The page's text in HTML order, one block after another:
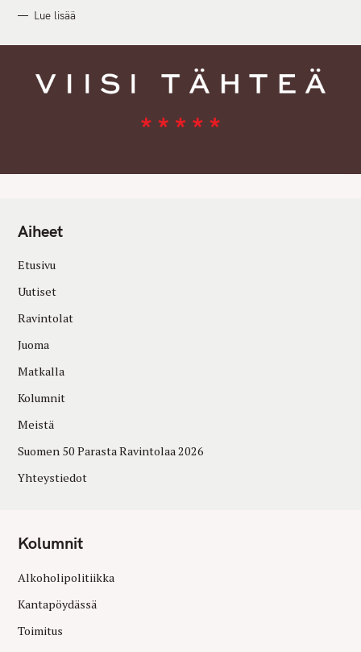
Lue lisää
Aiheet
Etusivu
Uutiset
Ravintolat
Juoma
Matkalla
Kolumnit
Meistä
Suomen 50 Parasta Ravintolaa 2026
Yhteystiedot
Kolumnit
Alkoholipolitiikka
Kantapöydässä
Toimitus